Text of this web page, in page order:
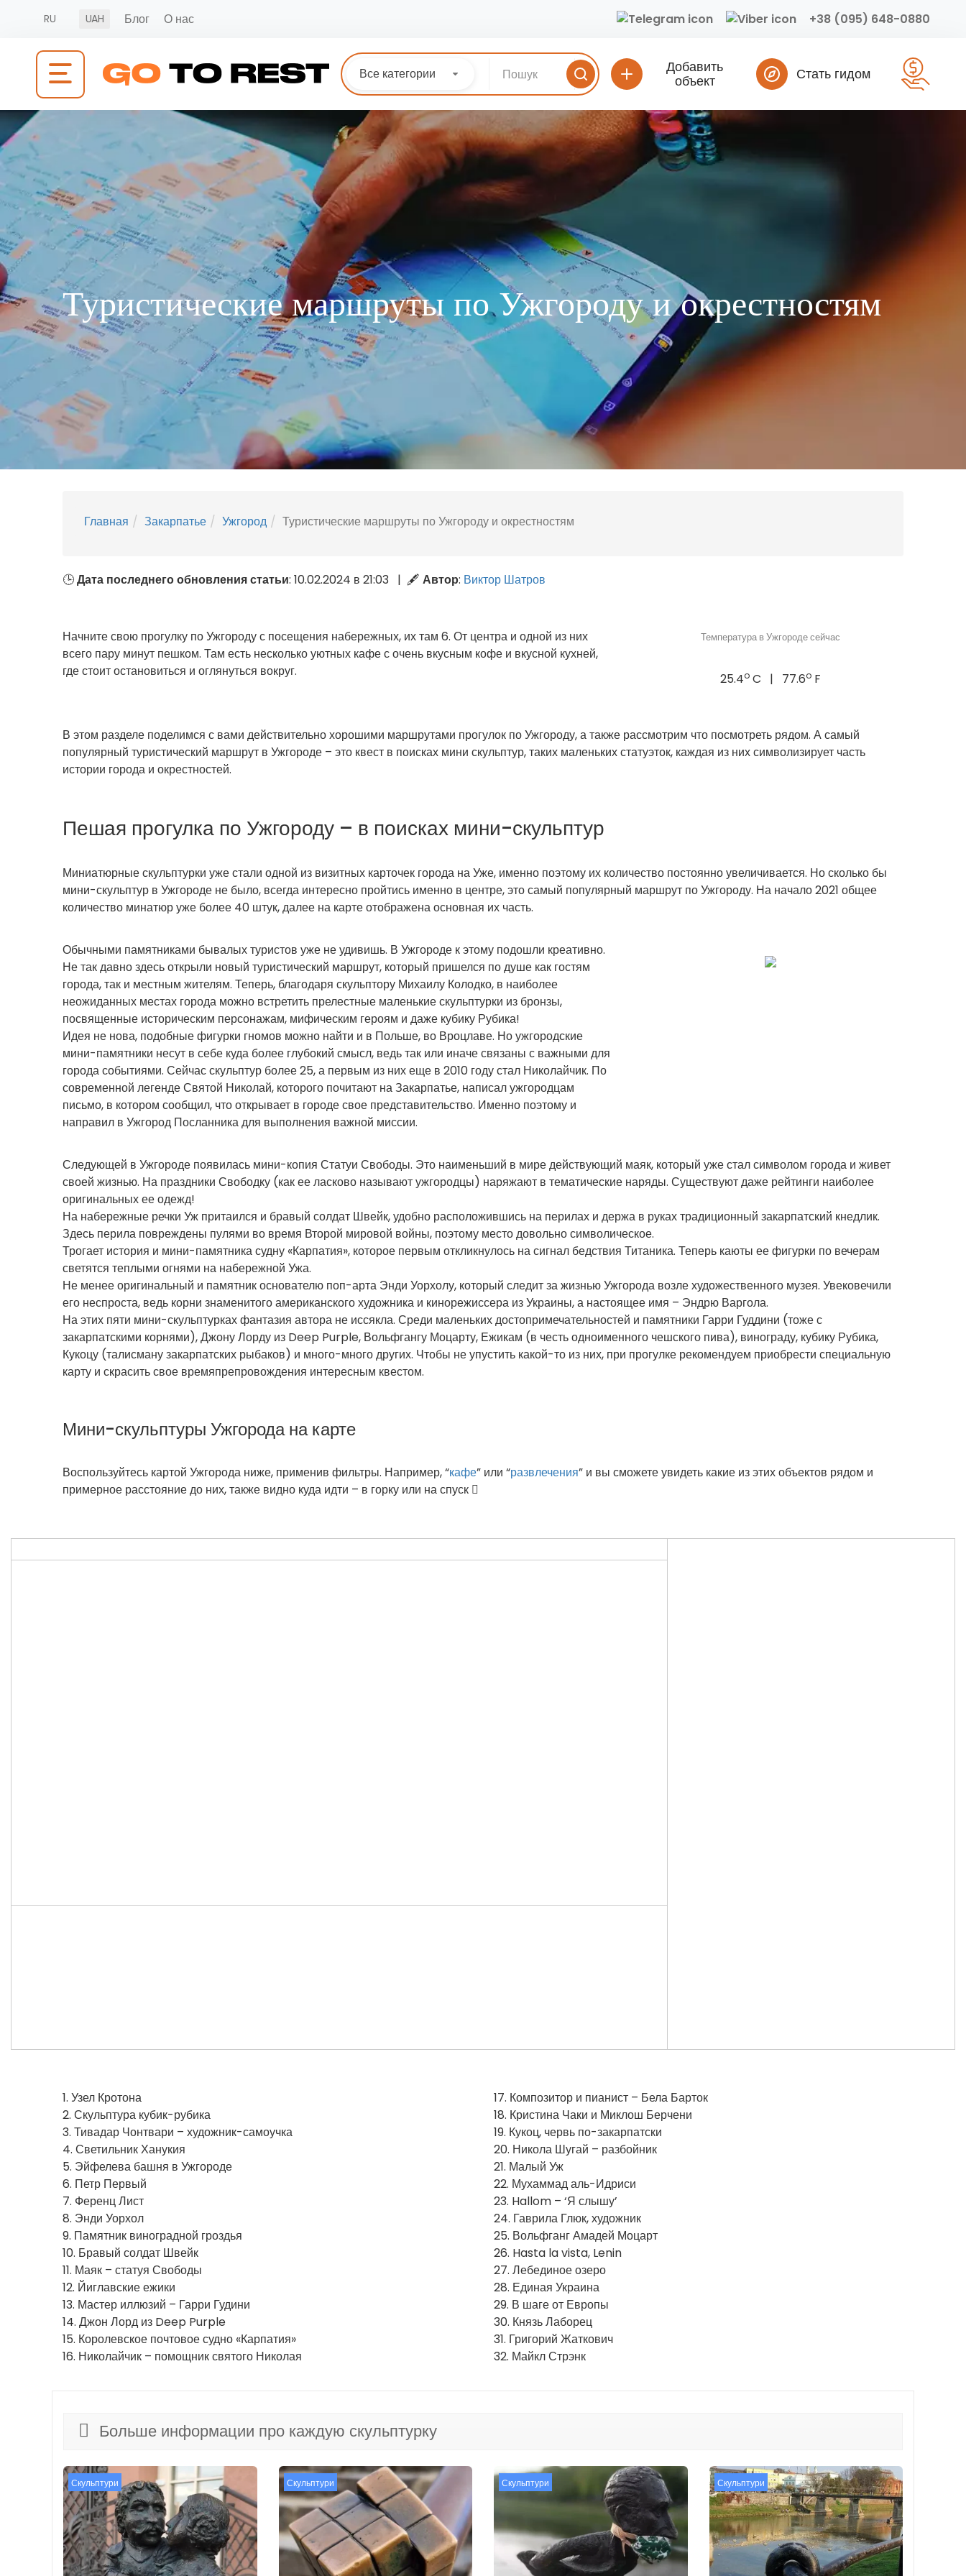
RU UAH Блог О нас +38 (095) 648-0880
Все категории
Добавить
объект
Стать гидом
Туристические маршруты по Ужгороду и окрестностям
Главная Закарпатье Ужгород Туристические маршруты по Ужгороду и окрестностям
🕒Дата последнего обновления статьи: 10.02.2024 в 21:03 | 🖋 Автор: Виктор Шатров
Начните свою прогулку по Ужгороду с посещения набережных, их там 6. От центра и одной из них
всего пару минут пешком. Там есть несколько уютных кафе с очень вкусным кофе и вкусной кухней,
где стоит остановиться и оглянуться вокруг.
Температура в Ужгороде сейчас
25.4o C | 77.6o F
В этом разделе поделимся с вами действительно хорошими маршрутами прогулок по Ужгороду, а также рассмотрим что посмотреть рядом. А самый
популярный туристический маршрут в Ужгороде – это квест в поисках мини скульптур, таких маленьких статуэток, каждая из них символизирует часть
истории города и окрестностей.
Пешая прогулка по Ужгороду – в поисках мини-скульптур
Миниатюрные скульптурки уже стали одной из визитных карточек города на Уже, именно поэтому их количество постоянно увеличивается. Но сколько бы
мини-скульптур в Ужгороде не было, всегда интересно пройтись именно в центре, это самый популярный маршрут по Ужгороду. На начало 2021 общее
количество минатюр уже более 40 штук, далее на карте отображена основная их часть.
Обычными памятниками бывалых туристов уже не удивишь. В Ужгороде к этому подошли креативно.
Не так давно здесь открыли новый туристический маршрут, который пришелся по душе как гостям
города, так и местным жителям. Теперь, благодаря скульптору Михаилу Колодко, в наиболее
неожиданных местах города можно встретить прелестные маленькие скульптурки из бронзы,
посвященные историческим персонажам, мифическим героям и даже кубику Рубика!
Идея не нова, подобные фигурки гномов можно найти и в Польше, во Вроцлаве. Но ужгородские
мини-памятники несут в себе куда более глубокий смысл, ведь так или иначе связаны с важными для
города событиями. Сейчас скульптур более 25, а первым из них еще в 2010 году стал Николайчик. По
современной легенде Святой Николай, которого почитают на Закарпатье, написал ужгородцам
письмо, в котором сообщил, что открывает в городе свое представительство. Именно поэтому и
направил в Ужгород Посланника для выполнения важной миссии.
Следующей в Ужгороде появилась мини-копия Статуи Свободы. Это наименьший в мире действующий маяк, который уже стал символом города и живет
своей жизнью. На праздники Свободку (как ее ласково называют ужгородцы) наряжают в тематические наряды. Существуют даже рейтинги наиболее
оригинальных ее одежд!
На набережные речки Уж притаился и бравый солдат Швейк, удобно расположившись на перилах и держа в руках традиционный закарпатский кнедлик.
Здесь перила повреждены пулями во время Второй мировой войны, поэтому место довольно символическое.
Трогает история и мини-памятника судну «Карпатия», которое первым откликнулось на сигнал бедствия Титаника. Теперь каюты ее фигурки по вечерам
светятся теплыми огнями на набережной Ужа.
Не менее оригинальный и памятник основателю поп-арта Энди Уорхолу, который следит за жизнью Ужгорода возле художественного музея. Увековечили
его неспроста, ведь корни знаменитого американского художника и кинорежиссера из Украины, а настоящее имя – Эндрю Варгола.
На этих пяти мини-скульптурках фантазия автора не иссякла. Среди маленьких достопримечательностей и памятники Гарри Гуддини (тоже с
закарпатскими корнями), Джону Лорду из Deep Purple, Вольфгангу Моцарту, Ежикам (в честь одноименного чешского пива), винограду, кубику Рубика,
Кукоцу (талисману закарпатских рыбаков) и много-много других. Чтобы не упустить какой-то из них, при прогулке рекомендуем приобрести специальную
карту и скрасить свое времяпрепровождения интересным квестом.
Мини-скульптуры Ужгорода на карте
Воспользуйтесь картой Ужгорода ниже, применив фильтры. Например, “кафе” или “развлечения” и вы сможете увидеть какие из этих объектов рядом и
примерное расстояние до них, также видно куда идти – в горку или на спуск
1. Узел Кротона
2. Скульптура кубик-рубика
3. Тивадар Чонтвари – художник-самоучка
4. Светильник Ханукия
5. Эйфелева башня в Ужгороде
6. Петр Первый
7. Ференц Лист
8. Энди Уорхол
9. Памятник виноградной гроздья
10. Бравый солдат Швейк
11. Маяк – статуя Свободы
12. Йиглавские ежики
13. Мастер иллюзий – Гарри Гудини
14. Джон Лорд из Deep Purple
15. Королевское почтовое судно «Карпатия»
16. Николайчик – помощник святого Николая
17. Композитор и пианист – Бела Барток
18. Кристина Чаки и Миклош Берчени
19. Кукоц, червь по-закарпатски
20. Никола Шугай – разбойник
21. Малый Уж
22. Мухаммад аль-Идриси
23. Hallom – ‘Я слышу’
24. Гаврила Глюк, художник
25. Вольфганг Амадей Моцарт
26. Hasta la vista, Lenin
27. Лебединое озеро
28. Единая Украина
29. В шаге от Европы
30. Князь Лаборец
31. Григорий Жаткович
32. Майкл Стрэнк
Больше информации про каждую скульптурку
Скульптури Скульптури Скульптури Скульптури